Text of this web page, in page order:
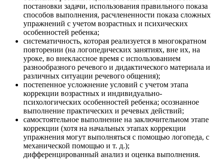
постановки задачи, использования правильного показа
способов выполнения, расчлененности показа сложных
упражнений с учетом возрастных и психических
особенностей ребенка;
систематичность, которая реализуется в многократном
повторении (на логопедических занятиях, вне их, на
уроке, во внеклассное время с использованием
разнообразного речевого и дидактического материала и
различных ситуации речевого общения);
постепенное усложнение условий с учетом этапа
коррекции возрастных и индивидуально-
психологических особенностей ребенка; осознанное
выполнение практических и речевых действий;
самостоятельное выполнение на заключительном этапе
коррекции (хотя на начальных этапах коррекции
упражнения могут выполняться с помощью логопеда, с
механической помощью и т. д.);
дифференцированный анализ и оценка выполнения.